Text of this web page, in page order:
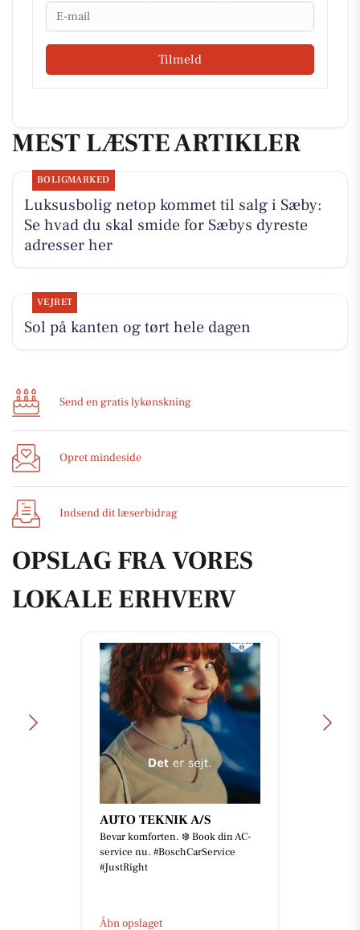
Email
Tilmeld
MEST LÆSTE ARTIKLER
BOLIGMARKED
Luksusbolig netop kommet til salg i Sæby:
Se hvad du skal smide for Sæbys dyreste
adresser her
VEJRET
Sol på kanten og tørt hele dagen
Send en gratis lykønskning
Opret mindeside
Indsend dit læserbidrag
OPSLAG FRA VORES
LOKALE ERHVERV
AUTO TEKNIK A/S
Bevar komforten. ❄️ Book din AC-
service nu. #BoschCarService
#JustRight
Åbn opslaget